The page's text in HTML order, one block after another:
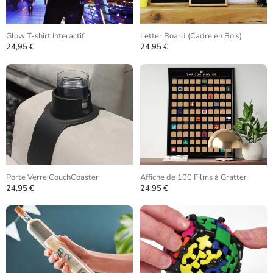
Glow T-shirt Interactif
24,95 €
Letter Board (Cadre en Bois)
24,95 €
Porte Verre CouchCoaster
24,95 €
Affiche de 100 Films à Gratter
24,95 €